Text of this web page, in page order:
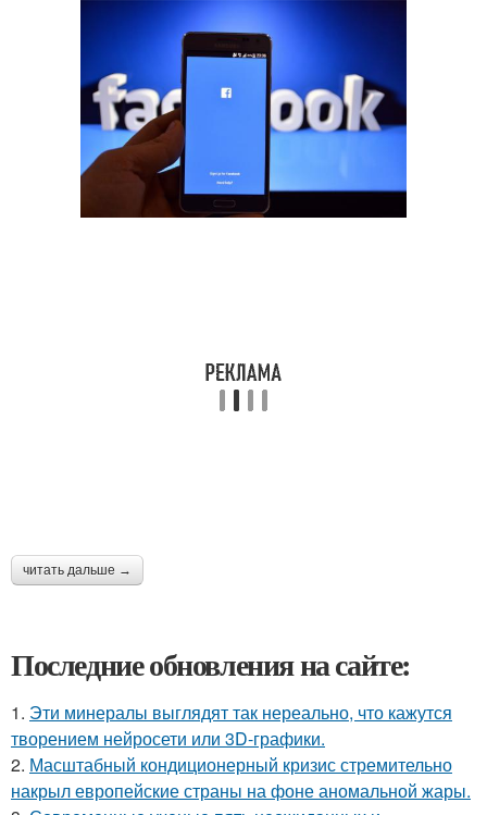
читать дальше →
Последние обновления на сайте:
1. Эти минералы выглядят так нереально, что кажутся
творением нейросети или 3D-графики.
2. Масштабный кондиционерный кризис стремительно
накрыл европейские страны на фоне аномальной жары.